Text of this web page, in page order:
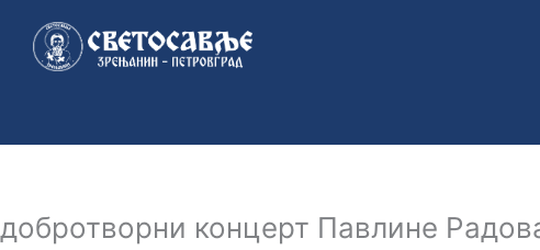
садржај
добротворни концерт Павлине